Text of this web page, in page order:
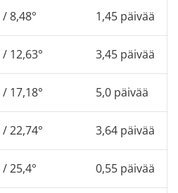
/ 8,48° 1,45 päivää
12,63° 3,45 päivää
17,18° 5,0 päivää
22,74° 3,64 päivää
25,4° 0,55 päivää